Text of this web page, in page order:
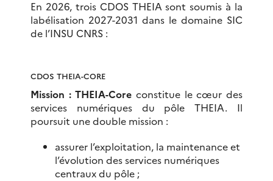
En 2026, trois CDOS THEIA sont soumis à la
labélisation 2027-2031 dans le domaine SIC
de l’INSU CNRS :
CDOS THEIA-CORE
Mission : THEIA-Core constitue le cœur des
services numériques du pôle THEIA. Il
poursuit une double mission :
assurer l’exploitation, la maintenance et
l’évolution des services numériques
centraux du pôle ;